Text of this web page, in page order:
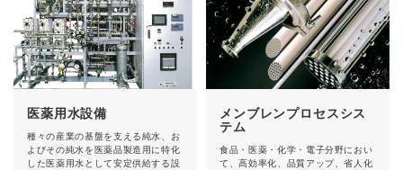
医薬用水設備
種々の産業の基盤を支える純水、お
よびその純水を医薬品製造用に特化
した医薬用水として安定供給する設
メンブレンプロセスシス
テム
食品・医薬・化学・電子分野におい
て、高効率化、品質アップ、省人化